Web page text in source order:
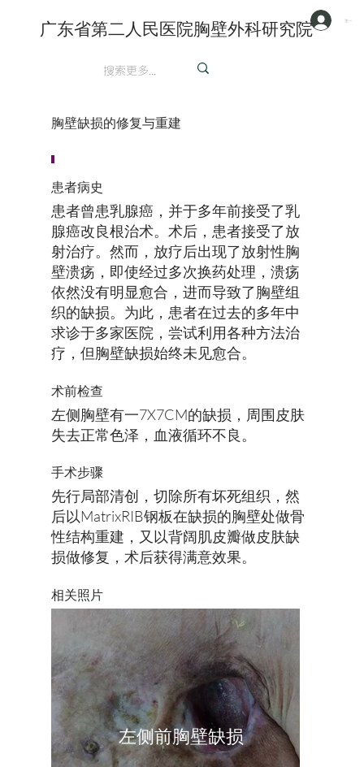
注册/登陆
广东省第二人民医院胸壁外科研究院
胸壁缺损的修复与重建
患者病史
患者曾患乳腺癌，并于多年前接受了乳
腺癌改良根治术。术后，患者接受了放
射治疗。然而，放疗后出现了放射性胸
壁溃疡，即使经过多次换药处理，溃疡
依然没有明显愈合，进而导致了胸壁组
织的缺损。为此，患者在过去的多年中
求诊于多家医院，尝试利用各种方法治
疗，但胸壁缺损始终未见愈合。
术前检查
左侧胸壁有一7X7CM的缺损，周围皮肤
失去正常色泽，血液循环不良。
手术步骤
先行局部清创，切除所有坏死组织，然
后以MatrixRIB钢板在缺损的胸壁处做骨
性结构重建，又以背阔肌皮瓣做皮肤缺
损做修复，术后获得满意效果。
​相关照片
左侧前胸壁缺损